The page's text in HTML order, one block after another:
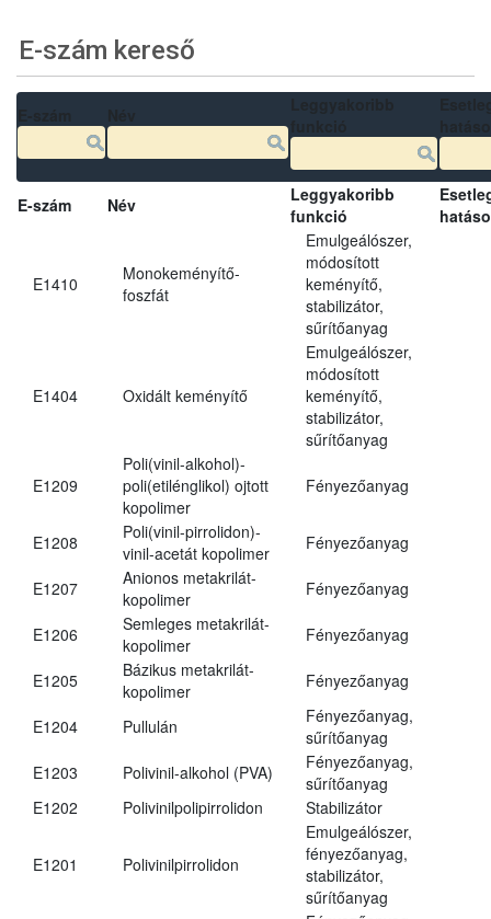
E-szám kereső
E-szám Név
Leggyakoribb
funkció
E1410
Monokeményítő-
foszfát
Emulgeálószer,
módosított
keményítő,
stabilizátor,
sűrítőanyag
E1404 Oxidált keményítő
Emulgeálószer,
módosított
keményítő,
stabilizátor,
sűrítőanyag
E1209
Poli(vinil-alkohol)-
poli(etilénglikol) ojtott
kopolimer
Fényezőanyag
E1208
Poli(vinil-pirrolidon)-
vinil-acetát kopolimer
Fényezőanyag
E1207
Anionos metakrilát-
kopolimer
Fényezőanyag
E1206
Semleges metakrilát-
kopolimer
Fényezőanyag
E1205
Bázikus metakrilát-
kopolimer
Fényezőanyag
E1204 Pullulán
Fényezőanyag,
sűrítőanyag
E1203
Polivinil-alkohol (PVA)
Fényezőanyag,
sűrítőanyag
E1202
Polivinilpolipirrolidon Stabilizátor
E1201 Polivinilpirrolidon
Emulgeálószer,
fényezőanyag,
stabilizátor,
sűrítőanyag